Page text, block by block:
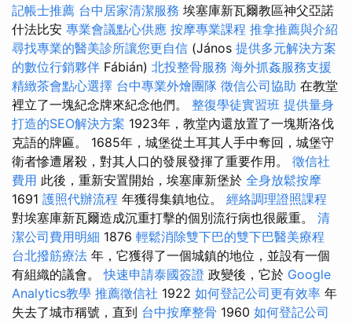
記帳士推薦 台中居家清潔服務 埃塞庫新瓦爾教區神父亞諾
什法比安 專業會議點心供應 按摩專業課程 推拿推薦與介紹
尋找專業的醫美診所讓您更自信 (János 提供多元解決方案
的數位行銷夥伴 Fábián) 北投整骨服務 海外抓姦服務支援
精緻茶會點心選擇 台中專業外燴團隊 徵信公司協助 在教堂
裡立了一塊紀念牌來紀念他們。 整復學徒實習班 提供量身
打造的SEO解決方案 1923年，教堂內還放置了一塊斯洛伐
克語的牌匾。 1685年，城堡從土耳其人手中奪回，城堡守
衛者慘遭屠殺，對其人口的發展發揮了重要作用。 徵信社
費用 此後，重新安置開始，埃塞庫新堡於 全身放鬆按摩
1691 護照代辦流程 年獲得集鎮地位。 經絡調理證照課程
對埃塞庫新瓦爾造成沉重打擊的個別流行病也很嚴重。 清
潔公司費用明細 1876 輕鬆消除雙下巴的雙下巴醫美療程
台北撥筋療法 年，它獲得了一個城鎮的地位，並設有一個
有組織的議會。快速申請泰國簽證 政變後，它於 Google
Analytics教學 推薦徵信社 1922 如何登記公司更有效率 年
失去了城市稱號，直到 台中按摩整骨 1960 如何登記公司